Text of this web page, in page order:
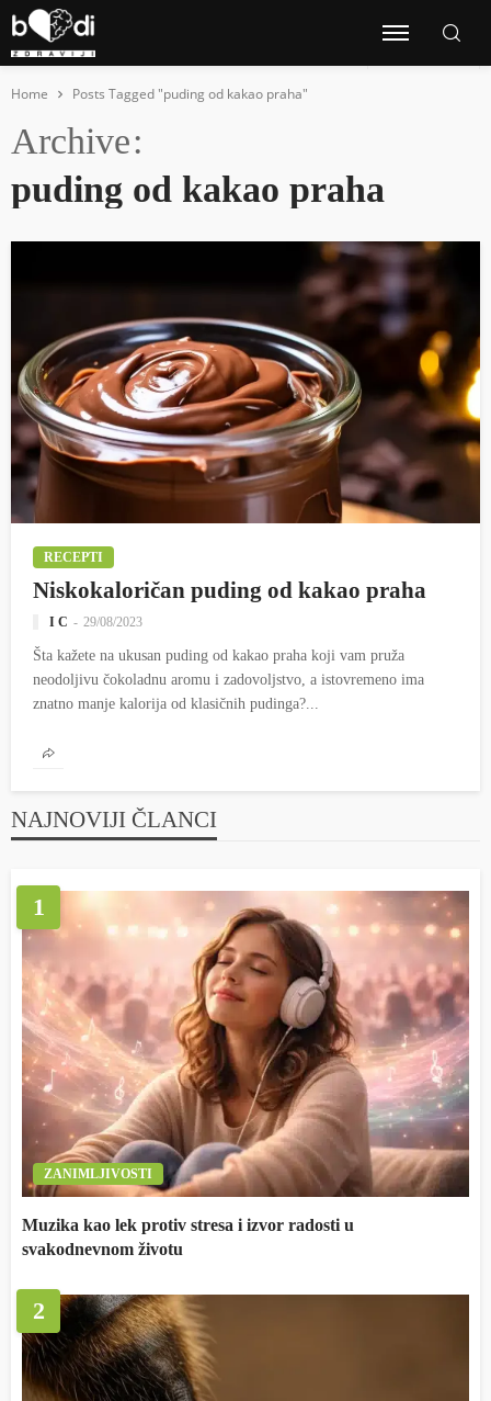
Home Posts Tagged "puding od kakao praha"
Archive
puding od kakao praha
RECEPTI
Niskokaloričan puding od kakao praha
I C 29/08/2023
Šta kažete na ukusan puding od kakao praha koji vam pruža
neodoljivu čokoladnu aromu i zadovoljstvo, a istovremeno ima
znatno manje kalorija od klasičnih pudinga?...
NAJNOVIJI ČLANCI
1
ZANIMLJIVOSTI
Muzika kao lek protiv stresa i izvor radosti u
svakodnevnom životu
2